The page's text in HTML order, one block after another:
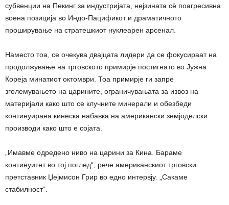
субвенции на Пекинг за индустријата, нејзината сè поагресивна
воена позиција во Индо-Пацификот и драматичното
проширување на стратешкиот нуклеарен арсенал.
Наместо тоа, се очекува двајцата лидери да се фокусираат на
продолжување на трговското примирје постигнато во Јужна
Кореја минатиот октомври. Тоа примирје ги запре
зголемувањето на царините, ограничувањата за извоз на
материјали како што се клучните минерали и обезбеди
континуирана кинеска набавка на американски земјоделски
производи како што е сојата.
„Имавме одредено ниво на царини за Кина. Бараме
континуитет во тој поглед“, рече американскиот трговски
претставник Џејмисон Грир во едно интервју. „Сакаме
стабилност“.